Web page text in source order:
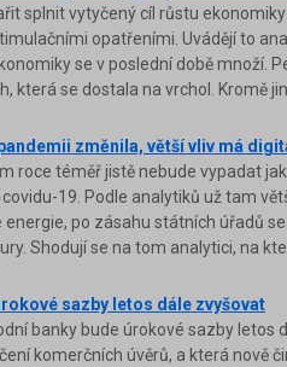
splnit vytyčený cíl růstu
opatřeními. Uvádějí to
se v poslední době množí.
která se dostala na vrchol. Kromě
změnila, větší vliv má
roce téměř jistě nebude vypadat
19. Podle analytiků už tam
po zásahu státních úřadů
Shodují se na tom analytici, na
sazby letos dále zvyšovat
banky bude úrokové sazby letos
komerčních úvěrů, a která nově